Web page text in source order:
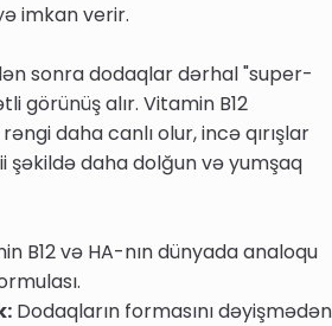
imkan verir.
sonra dodaqlar dərhal "super-
görünüş alır. Vitamin B12
daha canlı olur, incə qırışlar
şəkildə daha dolğun və yumşaq
B12 və HA-nın dünyada analoqu
Dodaqların formasını dəyişmədən